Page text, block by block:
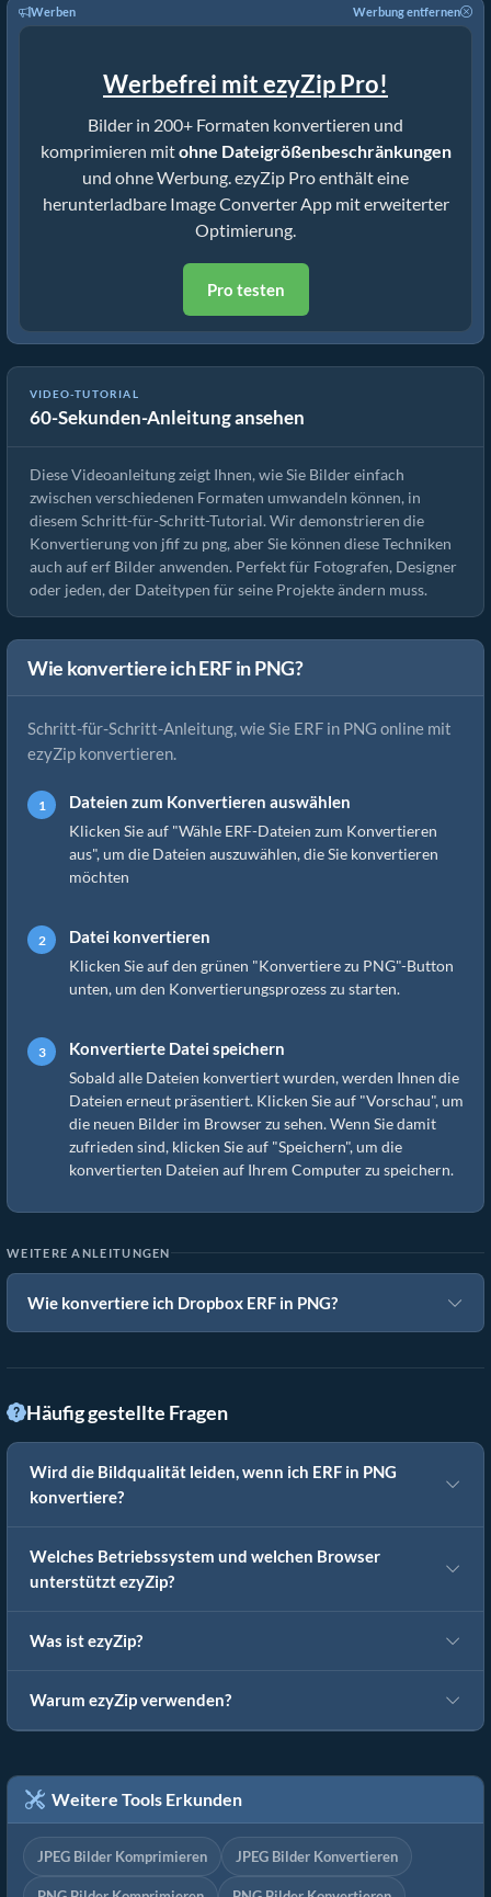
Werben Werbung entfernen
Werbefrei mit ezyZip Pro!
Bilder in 200+ Formaten konvertieren und
komprimieren mitohne Dateigrößenbeschränkungen
und ohne Werbung. ezyZip Pro enthält eine
herunterladbare Image Converter App mit erweiterter
Optimierung.
Pro testen
VIDEO-TUTORIAL
60-Sekunden-Anleitung ansehen
Wie man Bildformate online konvertiert
Diese Videoanleitung zeigt Ihnen, wie Sie Bilder einfach
zwischen verschiedenen Formaten umwandeln können, in
diesem Schritt-für-Schritt-Tutorial. Wir demonstrieren die
Konvertierung von jfif zu png, aber Sie können diese Techniken
auch auf erf Bilder anwenden. Perfekt für Fotografen, Designer
oder jeden, der Dateitypen für seine Projekte ändern muss.
Wie konvertiere ich ERF in PNG?
Schritt-für-Schritt-Anleitung, wie Sie ERF in PNG online mit
ezyZip konvertieren.
Dateien zum Konvertieren auswählen
Klicken Sie auf "Wähle ERF-Dateien zum Konvertieren
aus", um die Dateien auszuwählen, die Sie konvertieren
möchten
Datei konvertieren
Klicken Sie auf den grünen "Konvertiere zu PNG"-Button
unten, um den Konvertierungsprozess zu starten.
Konvertierte Datei speichern
Sobald alle Dateien konvertiert wurden, werden Ihnen die
Dateien erneut präsentiert. Klicken Sie auf "Vorschau", um
die neuen Bilder im Browser zu sehen. Wenn Sie damit
zufrieden sind, klicken Sie auf "Speichern", um die
konvertierten Dateien auf Ihrem Computer zu speichern.
WEITERE ANLEITUNGEN
Wie konvertiere ich Dropbox ERF in PNG?
Häufig gestellte Fragen
Wird die Bildqualität leiden, wenn ich ERF in PNG
konvertiere?
Welches Betriebssystem und welchen Browser
unterstützt ezyZip?
Was ist ezyZip?
Warum ezyZip verwenden?
Weitere Tools Erkunden
JPEG Bilder Komprimieren JPEG Bilder Konvertieren